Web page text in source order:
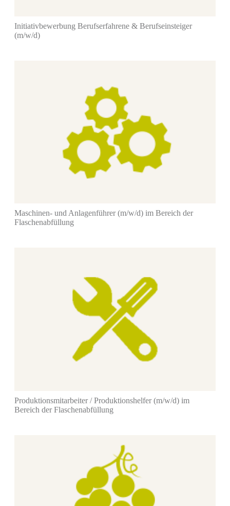
Initiativbewerbung Berufserfahrene & Berufseinsteiger
(m/w/d)
Maschinen- und Anlagenführer (m/w/d) im Bereich der
Flaschenabfüllung
Produktionsmitarbeiter / Produktionshelfer (m/w/d) im
Bereich der Flaschenabfüllung